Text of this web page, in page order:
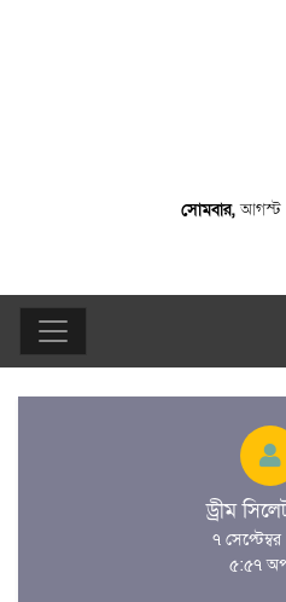
সোমবার,আগস্ট
ড্রীম
৭
৫:৫৭